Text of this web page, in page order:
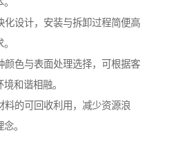
化设计，安装与拆卸过程简便高
颜色与表面处理选择，可根据客
和谐相融。
料的可回收利用，减少资源浪
。